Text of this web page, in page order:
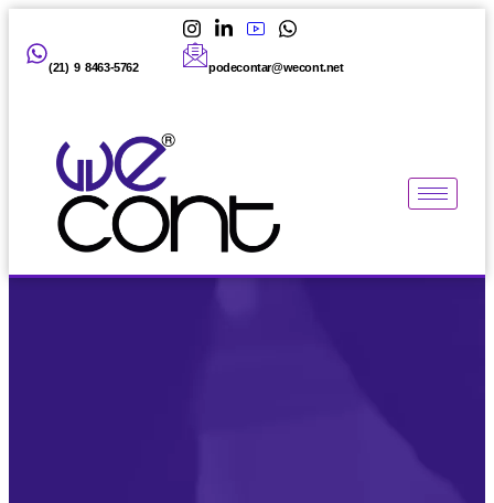
(21) 9 8463-5762 podecontar@wecont.net